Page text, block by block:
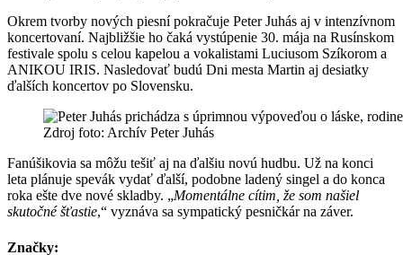
Okrem tvorby nových piesní pokračuje Peter Juhás aj v intenzívnom
koncertovaní. Najbližšie ho čaká vystúpenie 30. mája na Rusínskom
festivale spolu s celou kapelou a vokalistami Luciusom Szíkorom a
ANIKOU IRIS. Nasledovať budú Dni mesta Martin aj desiatky
ďalších koncertov po Slovensku.
Zdroj foto: Archív Peter Juhás
Fanúšikovia sa môžu tešiť aj na ďalšiu novú hudbu. Už na konci
leta plánuje spevák vydať ďalší, podobne ladený singel a do konca
roka ešte dve nové skladby. „Momentálne cítim, že som našiel
skutočné šťastie,“ vyznáva sa sympatický pesničkár na záver.
Značky: